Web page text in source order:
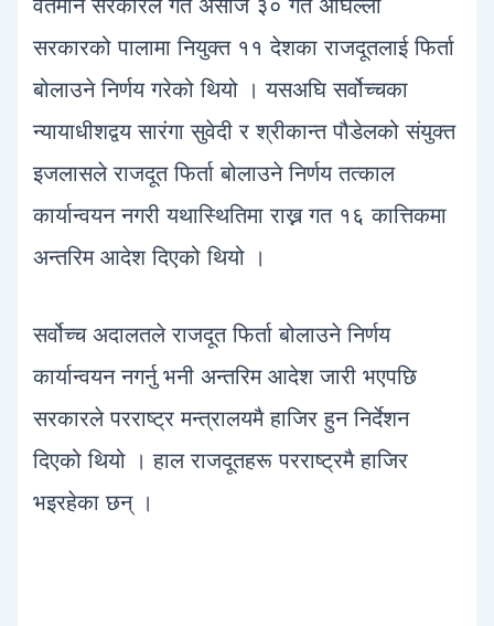
वर्तमान सरकारले गत असोज ३० गते अघिल्लो
सरकारको पालामा नियुक्त ११ देशका राजदूतलाई फिर्ता
बोलाउने निर्णय गरेको थियो । यसअघि सर्वोच्चका
न्यायाधीशद्वय सारंगा सुवेदी र श्रीकान्त पौडेलको संयुक्त
इजलासले राजदूत फिर्ता बोलाउने निर्णय तत्काल
कार्यान्वयन नगरी यथास्थितिमा राख्न गत १६ कात्तिकमा
अन्तरिम आदेश दिएको थियो ।
सर्वोच्च अदालतले राजदूत फिर्ता बोलाउने निर्णय
कार्यान्वयन नगर्नु भनी अन्तरिम आदेश जारी भएपछि
सरकारले परराष्ट्र मन्त्रालयमै हाजिर हुन निर्देशन
दिएको थियो । हाल राजदूतहरू परराष्ट्रमै हाजिर
भइरहेका छन् ।